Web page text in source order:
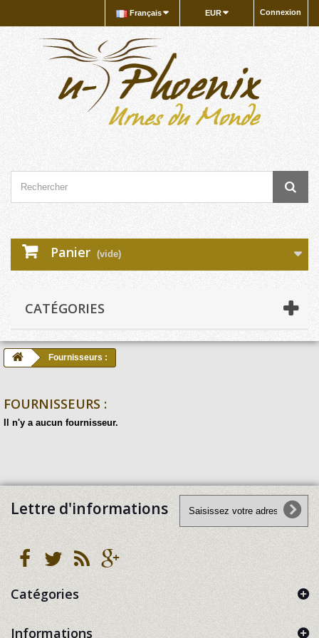
Connexion
EUR
Français
Panier (vide)
CATÉGORIES
Fournisseurs :
FOURNISSEURS :
Il n'y a aucun fournisseur.
Lettre d'informations
Catégories
Informations